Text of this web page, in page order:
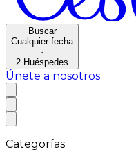
Buscar
Cualquier fecha
·
2 Huéspedes
Únete a nosotros
Categorías